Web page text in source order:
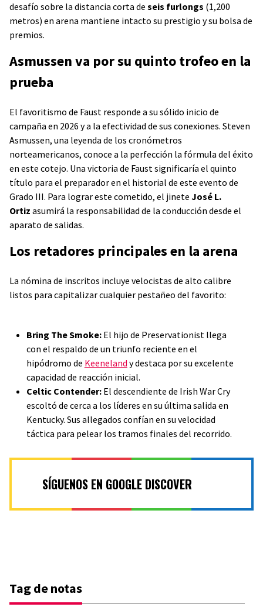
desafío sobre la distancia corta de seis furlongs (1,200
metros) en arena mantiene intacto su prestigio y su bolsa de
premios.
Asmussen va por su quinto trofeo en la
prueba
El favoritismo de Faust responde a su sólido inicio de
campaña en 2026 y a la efectividad de sus conexiones. Steven
Asmussen, una leyenda de los cronómetros
norteamericanos, conoce a la perfección la fórmula del éxito
en este cotejo. Una victoria de Faust significaría el quinto
título para el preparador en el historial de este evento de
Grado III. Para lograr este cometido, el jinete José L.
Ortiz asumirá la responsabilidad de la conducción desde el
aparato de salidas.
Los retadores principales en la arena
La nómina de inscritos incluye velocistas de alto calibre
listos para capitalizar cualquier pestañeo del favorito:
Bring The Smoke:El hijo de Preservationist llega
con el respaldo de un triunfo reciente en el
hipódromo de Keeneland y destaca por su excelente
capacidad de reacción inicial.
Celtic Contender:El descendiente de Irish War Cry
escoltó de cerca a los líderes en su última salida en
Kentucky. Sus allegados confían en su velocidad
táctica para pelear los tramos finales del recorrido.
SÍGUENOS EN GOOGLE DISCOVER
Tag de notas